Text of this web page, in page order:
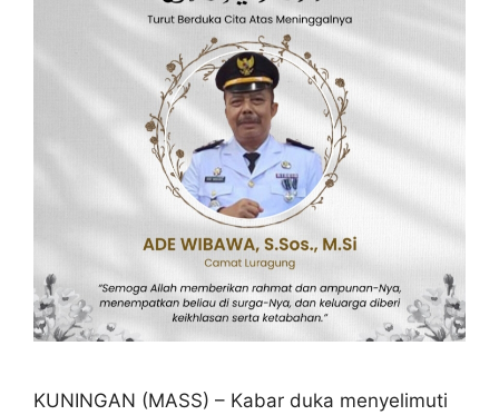
KUNINGAN (MASS) – Kabar duka menyelimuti